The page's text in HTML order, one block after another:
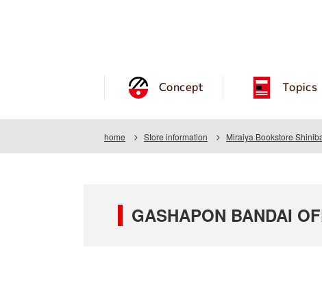
Concept Topics
home Store information Miraiya Bookstore
GASHAPON BANDAI